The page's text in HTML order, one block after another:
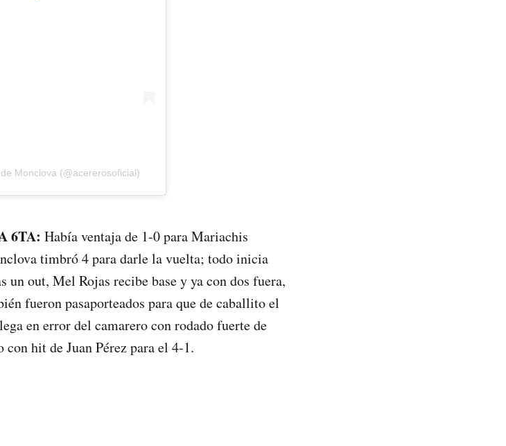
Monclova (@acererosoficial)
6TA: Había ventaja de 1-0 para Mariachis
timbró 4 para darle la vuelta; todo inicia
out, Mel Rojas recibe base y ya con dos fuera,
fueron pasaporteados para que de caballito el
en error del camarero con rodado fuerte de
hit de Juan Pérez para el 4-1.